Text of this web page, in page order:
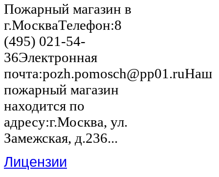
Пожарный магазин в
г.МоскваТелефон:8
(495) 021-54-
36Электронная
почта:pozh.pomosch@pp01.ruНаш
пожарный магазин
находится по
адресу:г.Москва, ул.
Замежская, д.236...
Лицензии